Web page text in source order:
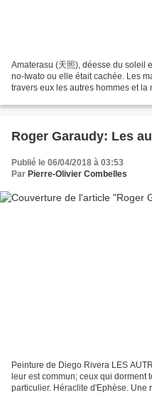
Amaterasu (天照), déesse du soleil
no-Iwato ou elle était cachée. Les
travers eux les autres hommes et
Roger Garaudy: Les
Publié le 06/04/2018 à 03:53
Par Pierre-Olivier Combelles
Peinture de Diego Rivera LES
leur est commun; ceux qui dorment
particulier. Héraclite d'Ephèse. Une